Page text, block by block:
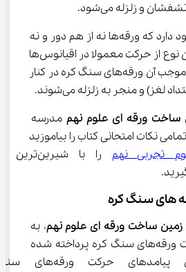
و زلزله می‌شود.
البته این امکان هم وجود دارد که ورقه‌ها نه از هم دور و نه
به هم نزدیک شوند. این نوع از حرکت معمولا در اقیانوس‌ها
مشاهده می‌شود و به موجب آن ورقه‌های سنگ کره در کنار
ساخت ورقه ای علوم نهم مدرسه
می‌توانید تمامی نکات امتحانی کتاب را بیاموزید
تجربی نهم
را با
های سنگ کره
ساخت ورقه ای علوم نهم، به
بررسی پیامدهای حرکت ورقه‌های سنگ کره پرداخته شده
است. از مهم‌ترین پیامدهای